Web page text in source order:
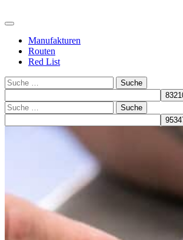
Manufakturen
Routen
Red List
Suche
Suche